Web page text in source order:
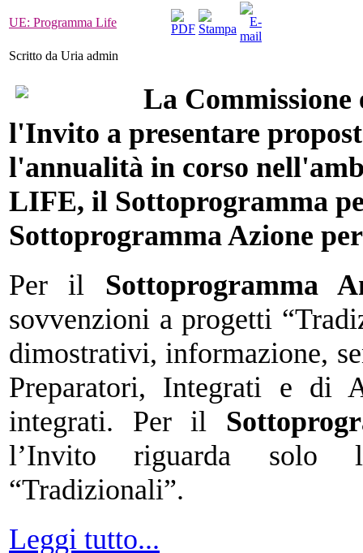
UE: Programma Life
Scritto da Uria admin
La Commissione
l'Invito a presentare
l'annualità in corso
LIFE, il Sottoprogramma
Sottoprogramma Azione
Per il Sottoprogramma
sovvenzioni a progetti
dimostrativi, informazione,
Preparatori, Integrati e di
integrati. Per il
l’Invito riguarda solo
“Tradizionali”.
Leggi tutto...